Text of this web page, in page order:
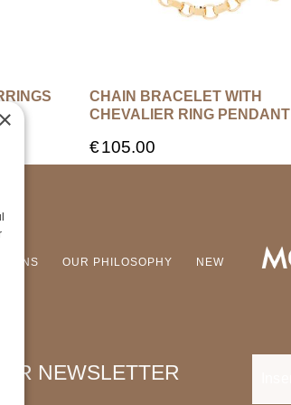
CHAIN ​​BRACELET WITH
CHEVALIER RING PENDANT
€105.00
OUR PHILOSOPHY NEW
NEWSLETTER
×